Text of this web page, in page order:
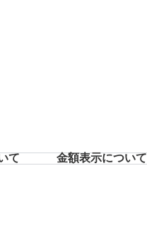
て ⾦額表⽰について